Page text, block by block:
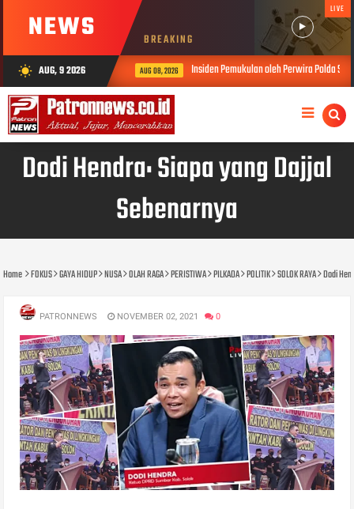
NEWS BREAKING
LIVE
wb_sunny AUG, 9 2026 AUG 08, 2026 Insiden Pemukulan oleh Perwira Polda Sumbar,
Dodi Hendra: Siapa yang Dajjal
Sebenarnya
Home FOKUS GAYA HIDUP NUSA OLAH RAGA PERISTIWA PILKADA POLITIK SOLOK RAYA Dodi
PATRONNEWS NOVEMBER 02, 2021 0